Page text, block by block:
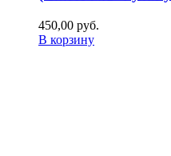
450,00 руб.
В корзину